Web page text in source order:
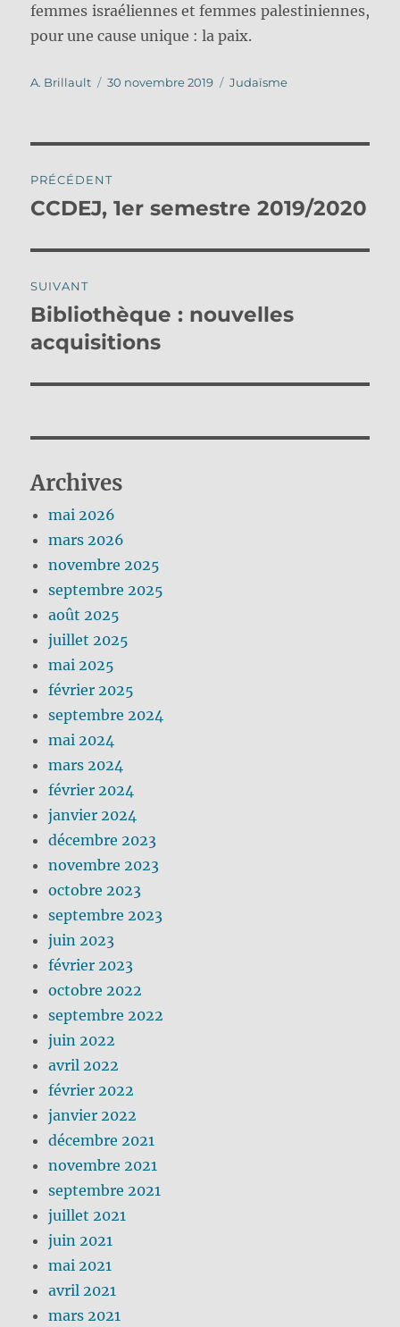
femmes israéliennes et femmes palestiniennes,
pour une cause unique : la paix.
Auteur
A. Brillault
Publié
30 novembre 2019 Catégories
Judaïsme
de
PRÉCÉDENT
Publication
CCDEJ, 1er semestre 2019/2020
SUIVANT
Publication
suivante :
Bibliothèque : nouvelles
acquisitions
Archives
mai 2026
mars 2026
novembre 2025
septembre 2025
août 2025
juillet 2025
mai 2025
février 2025
septembre 2024
mai 2024
mars 2024
février 2024
janvier 2024
décembre 2023
novembre 2023
octobre 2023
septembre 2023
juin 2023
février 2023
octobre 2022
septembre 2022
juin 2022
avril 2022
février 2022
janvier 2022
décembre 2021
novembre 2021
septembre 2021
juillet 2021
juin 2021
mai 2021
avril 2021
mars 2021